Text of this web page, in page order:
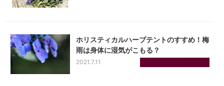
ホリスティカルハーブテントのすすめ！梅
雨は身体に湿気がこもる？
2021.7.11